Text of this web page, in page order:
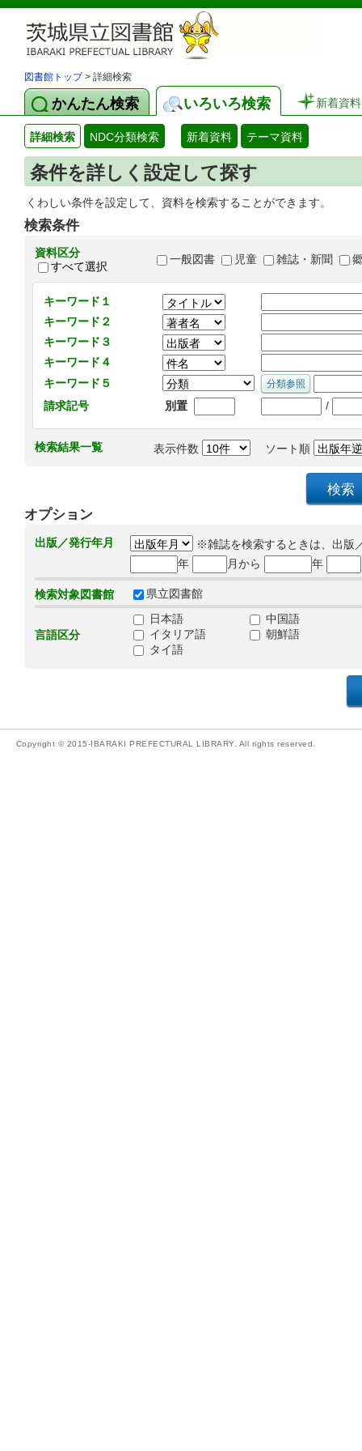
図書館トップ> 詳細検索
かんたん検索 いろいろ検索 新着資料
詳細検索 NDC分類検索 新着資料 テーマ資料
条件を詳しく設定して探す
くわしい条件を設定して、資料を検索することができます。
検索条件
資料区分
すべて選択
一般図書 児童 雑誌・新聞
キーワード１
キーワード２
キーワード３
キーワード４
キーワード５
請求記号
別置 /
検索結果一覧 表示件数 ソート順
オプション
出版／発行年月
※雑誌を検索するときは、出版
年
月から 年
検索対象図書館 県立図書館
言語区分
日本語
中国語
イタリア語
朝鮮語
タイ語
Copyright © 2015-IBARAKI PREFECTURAL LIBRARY. All rights reserved.